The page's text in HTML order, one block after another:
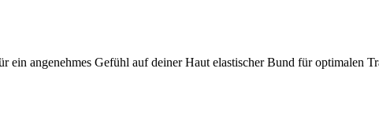
ein angenehmes Gefühl auf deiner Haut elastischer Bund für optimalen